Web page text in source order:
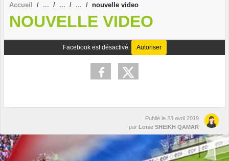
Accueil nouvelle video
NOUVELLE VIDEO
Facebook est désactivé. Autoriser
Publié le 23 avril 2019
par Loïse SHEIKH QAMAR